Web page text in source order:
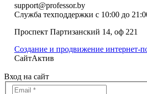
support@professor.by
Служба техподдержки с 10:00 до
Проспект Партизанский 14, оф 221
Создание и продвижение интернет-
СайтАктив
Вход на сайт